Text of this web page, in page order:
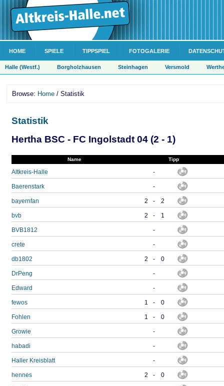
HOME SPIELE TIPPSPIEL FOTOGALERIE
Halle (Westf.) Borgholzhausen Steinhagen Versmold
Browse: Home / Statistik
Statistik
Hertha BSC - FC Ingolstadt 04 (2 - 1)
Name Tipp
Altkreis-Halle -
Baerenstark -
bayernfan 2 - 2
bvb 2 - 1
BVB1812 -
crete -
db1802 2 - 0
DrPeng -
Edward -
fewos 1 - 0
Fohlen 1 - 0
Growie -
habadi -
Haller Kreisblatt -
hennes 2 - 0